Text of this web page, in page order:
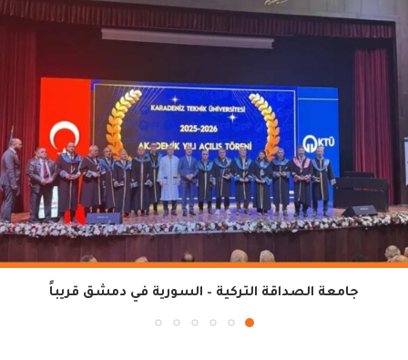
جامعة الصداقة التركية – السورية في دمشق قريباً